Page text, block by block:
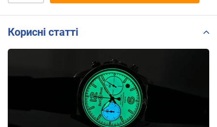
Корисні статті